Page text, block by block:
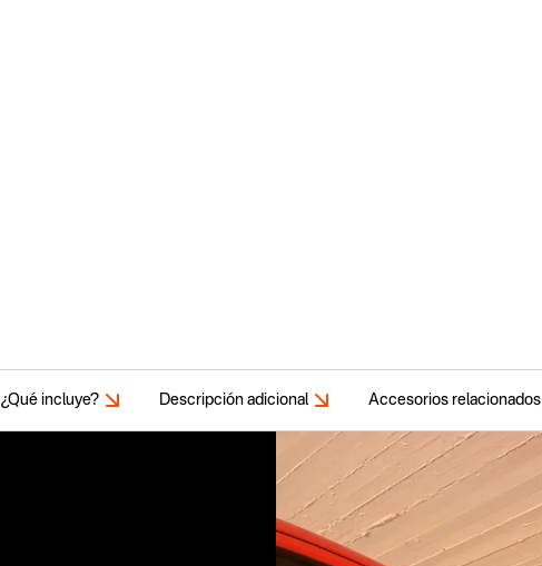
¿Qué incluye? Descripción adicional Accesorios relacionados